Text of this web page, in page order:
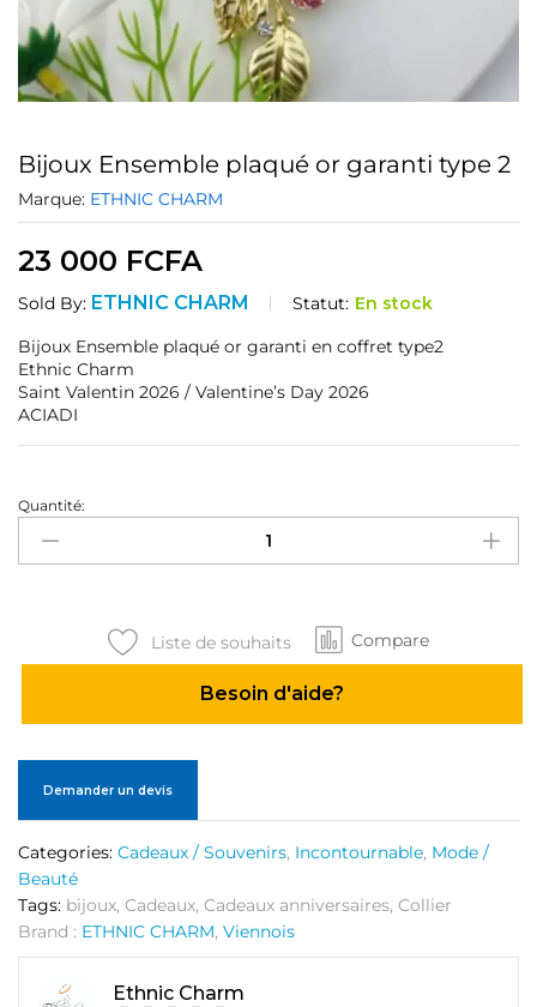
Bijoux Ensemble plaqué or garanti type 2
Marque: ETHNIC CHARM
23 000 FCFA
Sold By: ETHNIC CHARM Statut: En stock
Bijoux Ensemble plaqué or garanti en coffret type2
Ethnic Charm
Saint Valentin 2026 / Valentine’s Day 2026
ACIADI
Bijoux
Ensemble
plaqué
2
Quantité:
Liste de souhaits Compare
Besoin d'aide?
Demander un devis
Categories: Cadeaux / Souvenirs, Incontournable, Mode /
Beauté
Tags: bijoux, Cadeaux, Cadeaux anniversaires, Collier
Brand : ETHNIC CHARM, Viennois
Ethnic Charm